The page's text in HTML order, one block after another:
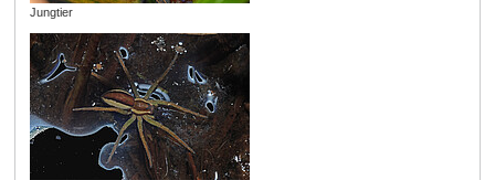
Jungtier